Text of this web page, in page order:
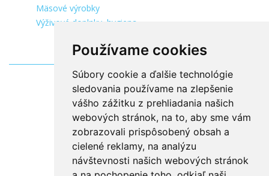
Používame cookies
Súbory cookie a ďalšie technológie
sledovania používame na zlepšenie
vášho zážitku z prehliadania našich
webových stránok, na to, aby sme vám
zobrazovali prispôsobený obsah a
cielené reklamy, na analýzu
návštevnosti našich webových stránok
Mäsové výrobky
Výživové doplnky, hygiena